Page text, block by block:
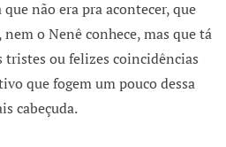
não era pra acontecer, que
o Nenê conhece, mas que tá
tristes ou felizes coincidências
que fogem um pouco dessa
cabeçuda.